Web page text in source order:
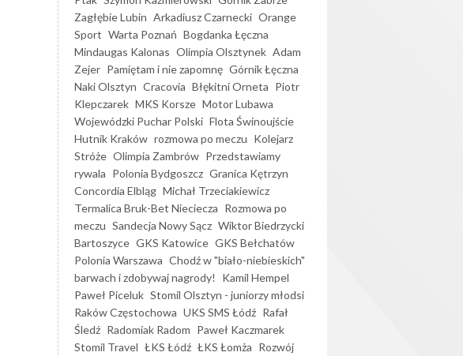
Zagłębie Lubin Arkadiusz Czarnecki Orange
Sport Warta Poznań Bogdanka Łęczna
Mindaugas Kalonas Olimpia Olsztynek Adam
Zejer Pamiętam i nie zapomnę Górnik Łęczna
Naki Olsztyn Cracovia Błękitni Orneta Piotr
Klepczarek MKS Korsze Motor Lubawa
Wojewódzki Puchar Polski Flota Świnoujście
Hutnik Kraków rozmowa po meczu Kolejarz
Stróże Olimpia Zambrów Przedstawiamy
rywala Polonia Bydgoszcz Granica Kętrzyn
Concordia Elbląg Michał Trzeciakiewicz
Termalica Bruk-Bet Nieciecza Rozmowa po
meczu Sandecja Nowy Sącz Wiktor Biedrzycki
Bartoszyce GKS Katowice GKS Bełchatów
Polonia Warszawa Chodź w "biało-niebieskich"
barwach i zdobywaj nagrody!
Kamil Hempel
Paweł Piceluk Stomil Olsztyn - juniorzy młodsi
Raków Częstochowa UKS SMS Łódź Rafał
Śledź Radomiak Radom Paweł Kaczmarek
Stomil Travel ŁKS Łódź ŁKS Łomża Rozwój